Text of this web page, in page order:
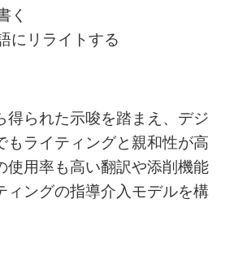
く
にリライトする
られた示唆を踏まえ、デジ
もライティングと親和性が高
使用率も高い翻訳や添削機能
ィングの指導介入モデルを構